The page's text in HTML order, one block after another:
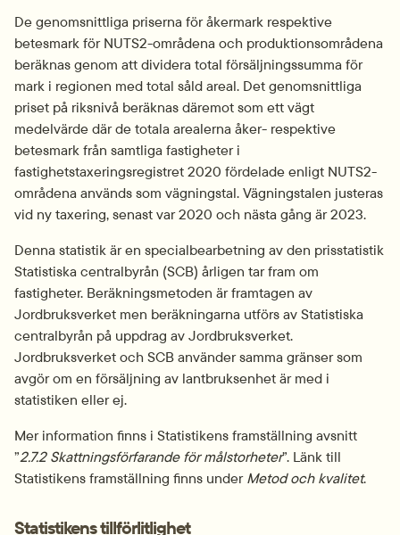
De genomsnittliga priserna för åkermark respektive
betesmark för NUTS2-områdena och produktionsområdena
beräknas genom att dividera total försäljningssumma för
mark i regionen med total såld areal. Det genomsnittliga
priset på riksnivå beräknas däremot som ett vägt
medelvärde där de totala arealerna åker- respektive
betesmark från samtliga fastigheter i
fastighetstaxeringsregistret 2020 fördelade enligt NUTS2-
om­rådena används som vägningstal. Vägningstalen justeras
vid ny taxering, senast var 2020 och nästa gång är 2023.
Denna statistik är en specialbearbetning av den prisstatistik
Statistiska centralbyrån (SCB) årligen tar fram om
fastigheter. Beräkningsmetoden är framtagen av
Jordbruksverket men beräkningarna utförs av Statistiska
centralbyrån på uppdrag av Jordbruksverket.
Jordbruksverket och SCB använder samma gränser som
avgör om en försäljning av lantbruksenhet är med i
statistiken eller ej.
Mer information finns i Statistikens framställning avsnitt
”2.7.2 Skattningsförfarande för målstorheter”. Länk till
Statistikens framställning finns under Metod och kvalitet.
Statistikens tillförlitlighet